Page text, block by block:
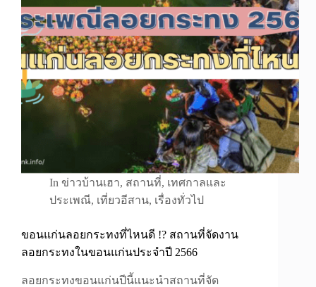
In ข่าวบ้านเฮา, สถานที่, เทศกาลและ
ประเพณี, เที่ยวอีสาน, เรื่องทั่วไป
ขอนแก่นลอยกระทงที่ไหนดี !? สถานที่จัดงาน
ลอยกระทงในขอนแก่นประจำปี 2566
ลอยกระทงขอนแก่นปีนี้แนะนำสถานที่จัด